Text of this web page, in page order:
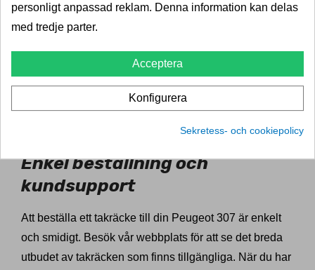
föremål, vilket gör din bil ännu mer praktisk och
flexibel. Oavsett om du planerar en familjesemester, en
helgutflykt med vänner eller en sportig aktivitet, ger ett
takräcke dig den extra kapaciteten som du behöver.
Dessutom hjälper det till att hålla ditt bagage säkert
och skyddat under transport, vilket gör dina resor mer
Enkel beställning och
kundsupport
Att beställa ett takräcke till din Peugeot 307 är enkelt
och smidigt. Besök vår webbplats för att se det breda
utbudet av takräcken som finns tillgängliga. När du har
personligt anpassad reklam. Denna information kan delas
med tredje parter.
Acceptera
Konfigurera
Sekretess- och cookiepolicy